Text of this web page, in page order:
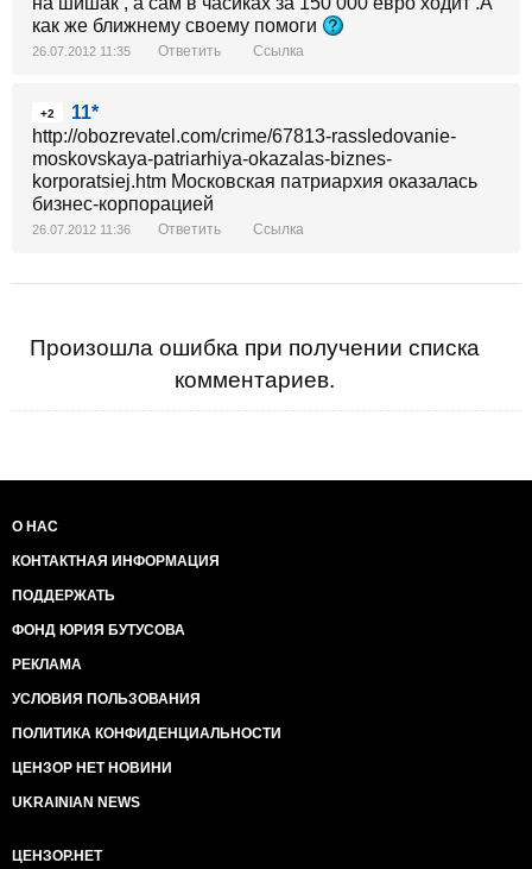
как же ближнему своему помоги
26.07.2012 11:35 Ответить Ссылка
+2
11*
http://obozrevatel.com/crime/67813-rassledovanie-
moskovskaya-patriarhiya-okazalas-biznes-
korporatsiej.htm Московская патриархия оказалась
бизнес-корпорацией
26.07.2012 11:36 Ответить Ссылка
Произошла ошибка при получении списка
комментариев.
О НАС
КОНТАКТНАЯ ИНФОРМАЦИЯ
ПОДДЕРЖАТЬ
ФОНД ЮРИЯ БУТУСОВА
РЕКЛАМА
УСЛОВИЯ ПОЛЬЗОВАНИЯ
ПОЛИТИКА КОНФИДЕНЦИАЛЬНОСТИ
ЦЕНЗОР НЕТ НОВИНИ
UKRAINIAN NEWS
ЦЕНЗОР.НЕТ